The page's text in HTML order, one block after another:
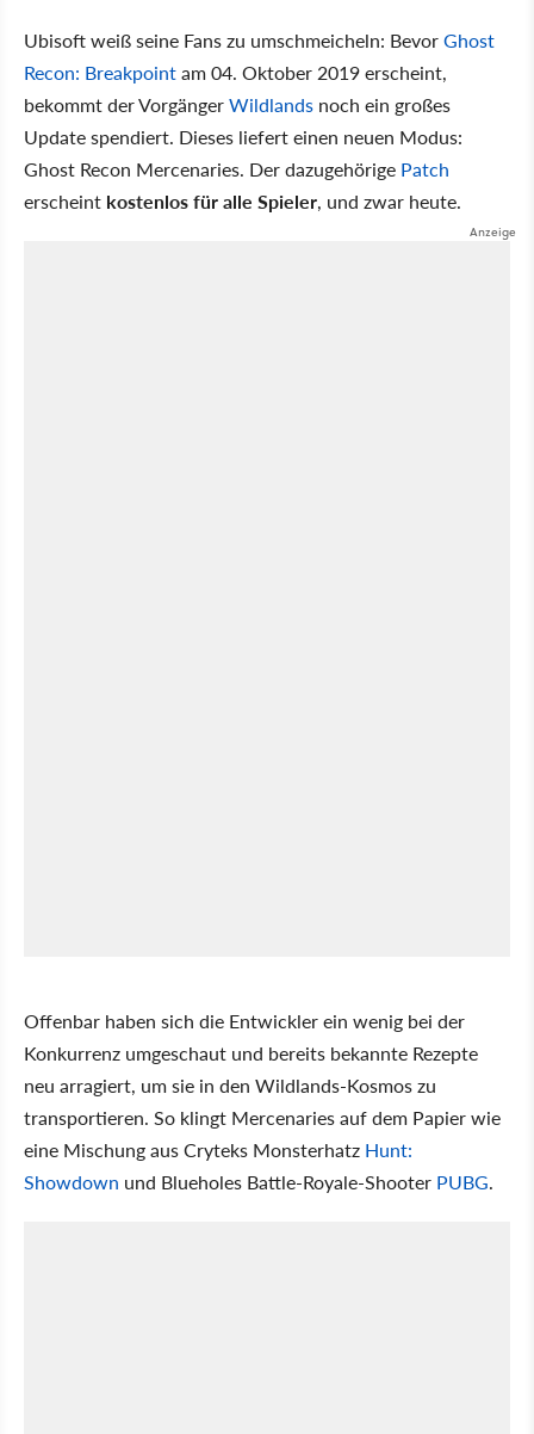
Ubisoft weiß seine Fans zu umschmeicheln: BevorGhost
Recon: Breakpointam 04. Oktober 2019 erscheint,
bekommt der VorgängerWildlands noch ein großes
Update spendiert. Dieses liefert einen neuen Modus:
Ghost Recon Mercenaries. Der dazugehörige Patch
erscheint kostenlos für alle Spieler, und zwar heute.
Offenbar haben sich die Entwickler ein wenig bei der
Konkurrenz umgeschaut und bereits bekannte Rezepte
neu arragiert, um sie in den Wildlands-Kosmos zu
transportieren. So klingt Mercenaries auf dem Papier wie
eine Mischung aus Cryteks Monsterhatz Hunt:
Showdown und Blueholes Battle-Royale-Shooter PUBG.